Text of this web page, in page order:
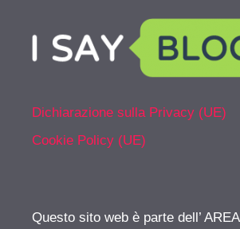
Dichiarazione sulla Privacy (UE)
Cookie Policy (UE)
Questo sito web è parte dell’ AREA